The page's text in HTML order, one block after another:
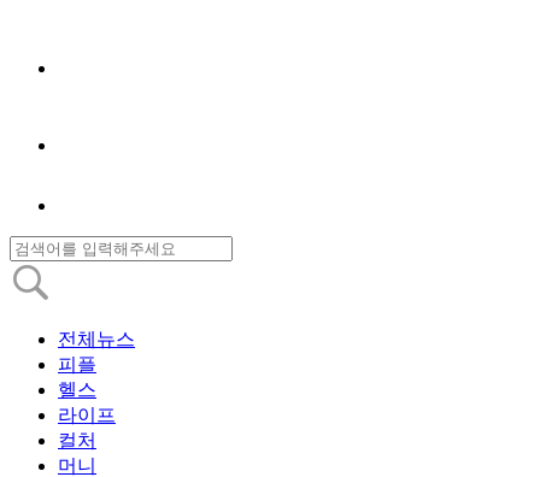
전체뉴스
피플
헬스
라이프
컬처
머니